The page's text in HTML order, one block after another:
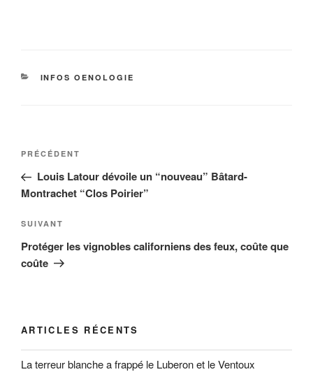
CATÉGORIES
INFOS OENOLOGIE
Navigation
l’article
Article
précédent
PRÉCÉDENT
Louis Latour dévoile un “nouveau” Bâtard-
Montrachet “Clos Poirier”
Article
suivant
SUIVANT
Protéger les vignobles californiens des feux, coûte que
coûte
ARTICLES RÉCENTS
La terreur blanche a frappé le Luberon et le Ventoux